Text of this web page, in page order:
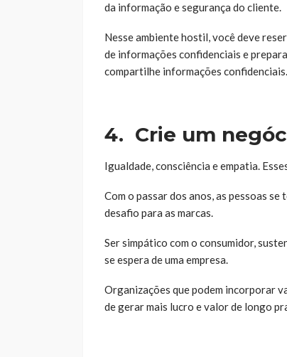
da informação e segurança do cliente.
Nesse ambiente hostil, você deve
de informações confidenciais e
compartilhe informações confidenciais.
4. Crie um
Igualdade, consciência e empatia.
Com o passar dos anos, as pessoas
desafio para as marcas.
Ser simpático com o consumidor,
se espera de uma empresa.
Organizações que podem incorporar
de gerar mais lucro e valor de longo